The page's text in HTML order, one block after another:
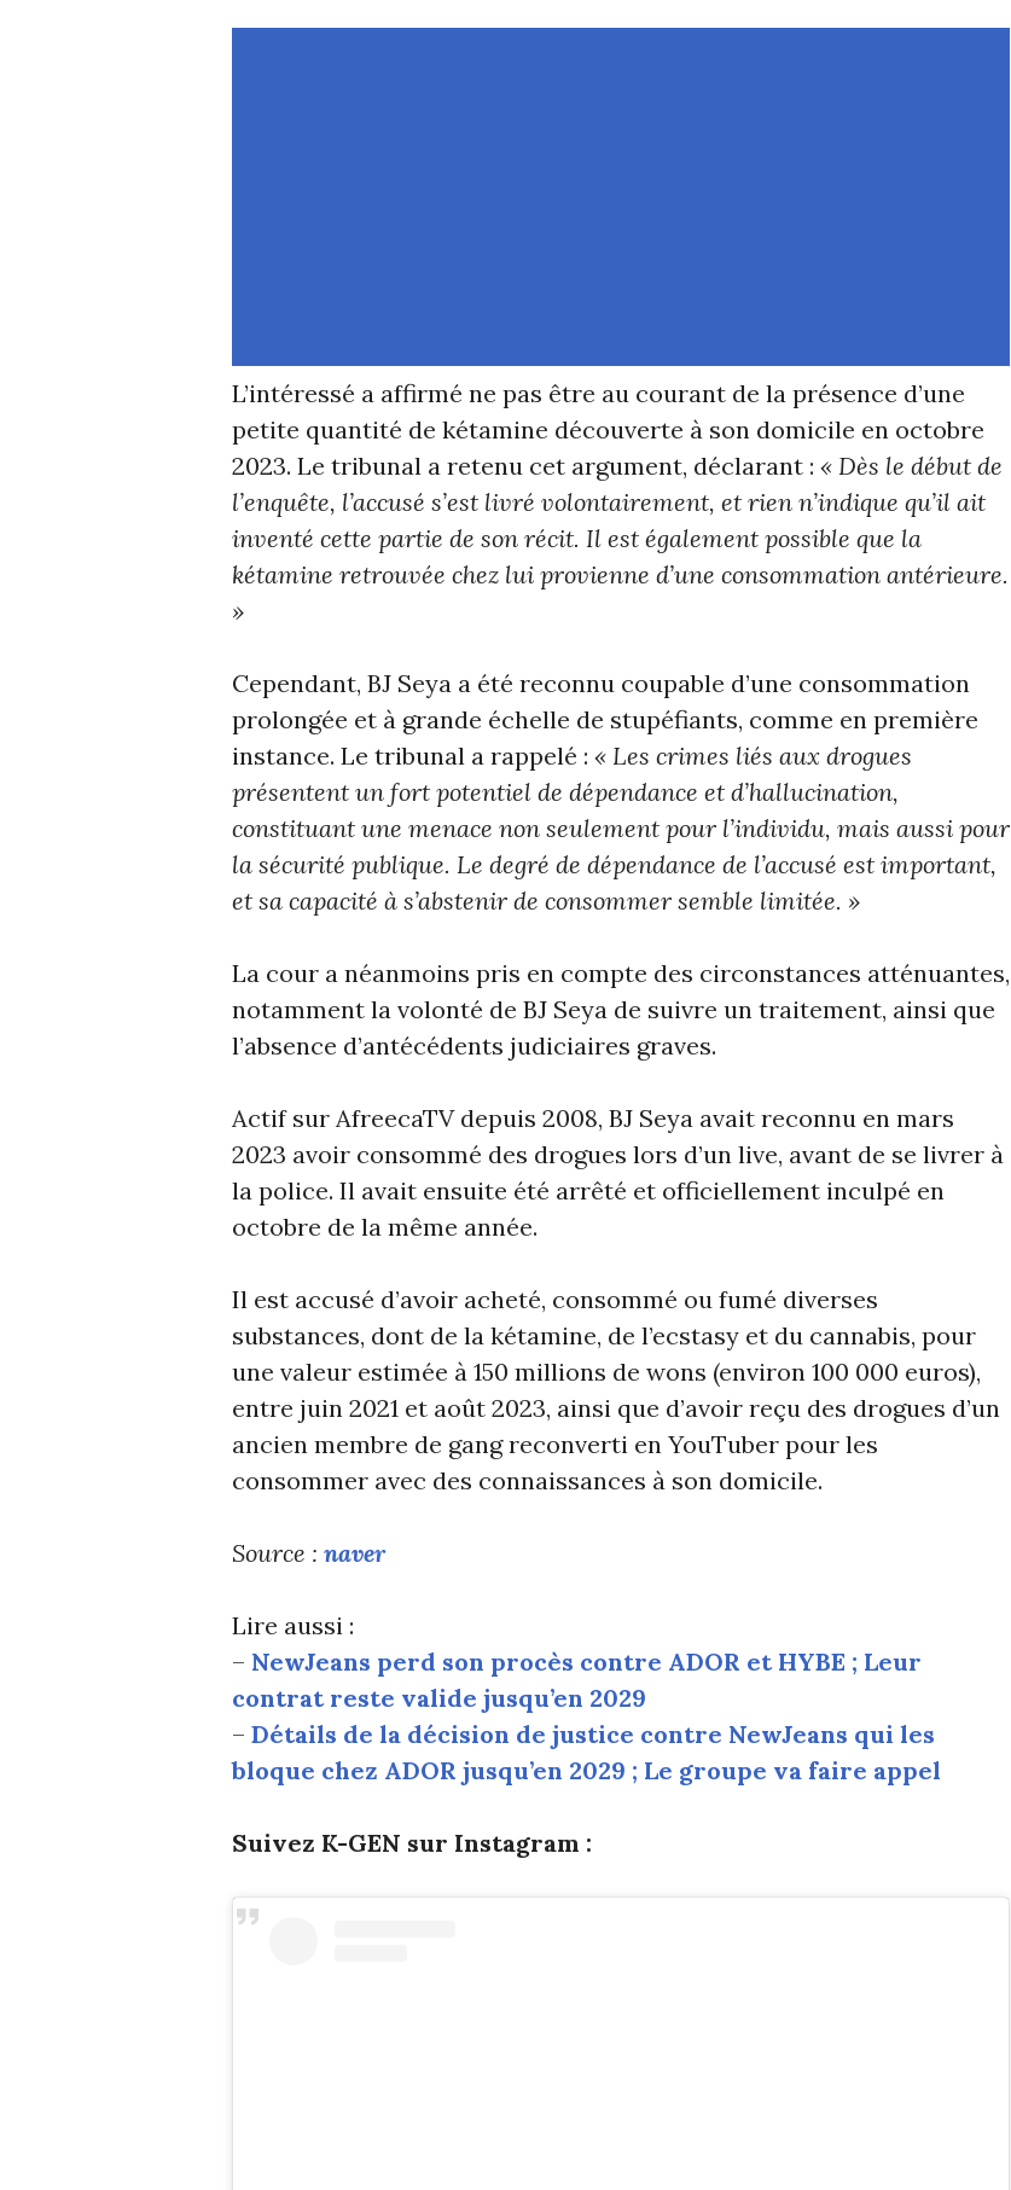
L’intéressé a affirmé ne pas être au courant de la présence d’une
petite quantité de kétamine découverte à son domicile en octobre
2023. Le tribunal a retenu cet argument, déclarant : « Dès le début de
l’enquête, l’accusé s’est livré volontairement, et rien n’indique qu’il ait
inventé cette partie de son récit. Il est également possible que la
kétamine retrouvée chez lui provienne d’une consommation antérieure.
»
Cependant, BJ Seya a été reconnu coupable d’une consommation
prolongée et à grande échelle de stupéfiants, comme en première
instance. Le tribunal a rappelé : « Les crimes liés aux drogues
présentent un fort potentiel de dépendance et d’hallucination,
constituant une menace non seulement pour l’individu, mais aussi pour
la sécurité publique. Le degré de dépendance de l’accusé est important,
et sa capacité à s’abstenir de consommer semble limitée. »
La cour a néanmoins pris en compte des circonstances atténuantes,
notamment la volonté de BJ Seya de suivre un traitement, ainsi que
l’absence d’antécédents judiciaires graves.
Actif sur AfreecaTV depuis 2008, BJ Seya avait reconnu en mars
2023 avoir consommé des drogues lors d’un live, avant de se livrer à
la police. Il avait ensuite été arrêté et officiellement inculpé en
octobre de la même année.
Il est accusé d’avoir acheté, consommé ou fumé diverses
substances, dont de la kétamine, de l’ecstasy et du cannabis, pour
une valeur estimée à 150 millions de wons (environ 100 000 euros),
entre juin 2021 et août 2023, ainsi que d’avoir reçu des drogues d’un
ancien membre de gang reconverti en YouTuber pour les
consommer avec des connaissances à son domicile.
Source : naver
Lire aussi :
– NewJeans perd son procès contre ADOR et HYBE ; Leur
contrat reste valide jusqu’en 2029
– Détails de la décision de justice contre NewJeans qui les
bloque chez ADOR jusqu’en 2029 ; Le groupe va faire appel
Suivez K-GEN sur Instagram :